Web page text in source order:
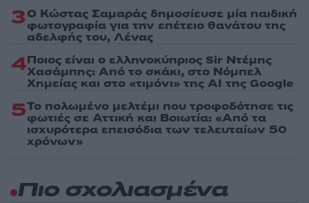
3Ο Κώστας Σαμαράς δημοσίευσε μία παιδική
φωτογραφία για την επέτειο θανάτου της
αδελφής του, Λένας
4Ποιος είναι ο ελληνοκύπριος Sir Ντέμης
Χασάμπης: Από το σκάκι, στο Νόμπελ
Χημείας και στο «τιμόνι» της AI της Google
5Το πολωμένο μελτέμι που τροφοδότησε τις
φωτιές σε Αττική και Βοιωτία: «Από τα
ισχυρότερα επεισόδια των τελευταίων 50
χρόνων»
Πιο σχολιασμένα